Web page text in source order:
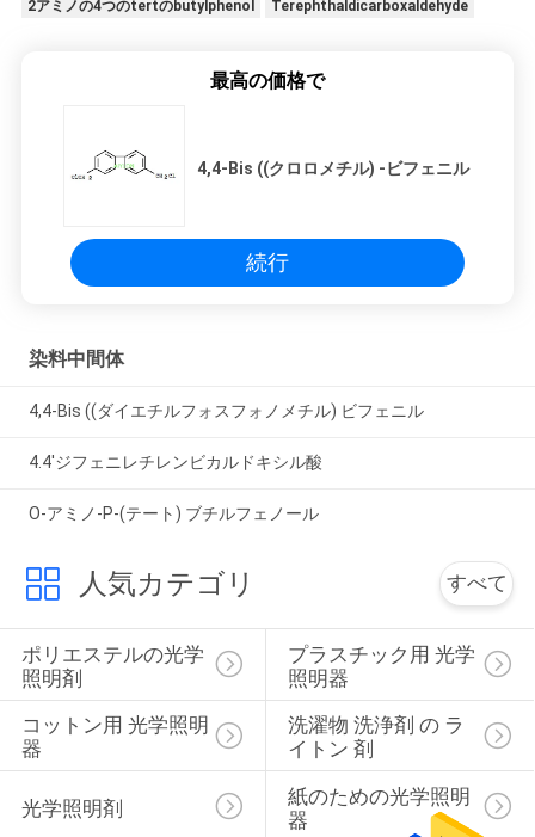
PRIVACY
POLICY
2アミノの4つのtertのbutylphenol Terephthaldicarboxaldehyde
最高の価格で
4,4-Bis ((クロロメチル) -ビフェニル
続行
染料中間体
4,4-Bis ((ダイエチルフォスフォノメチル) ビフェニル
4.4'ジフェニレチレンビカルドキシル酸
O-アミノ-P-(テート) ブチルフェノール
人気カテゴリ すべて
ポリエステルの光学
照明剤
プラスチック用 光学
照明器
コットン用 光学照明
器
洗濯物 洗浄剤 の ラ
イトン 剤
光学照明剤
紙のための光学照明
器